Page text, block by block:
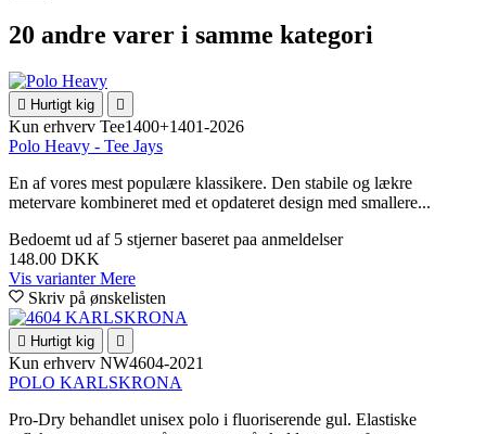
20 andre varer i samme kategori
 Hurtigt kig 
Kun erhverv Tee1400+1401-2026
Polo Heavy - Tee Jays
En af vores mest populære klassikere. Den stabile og lækre
metervare kombineret med et opdateret design med smallere...
Bedoemt ud af 5 stjerner baseret paa anmeldelser
148.00 DKK
Vis varianterMere
Skriv på ønskelisten
 Hurtigt kig 
Kun erhverv NW4604-2021
POLO KARLSKRONA
Pro-Dry behandlet unisex polo i fluoriserende gul. Elastiske